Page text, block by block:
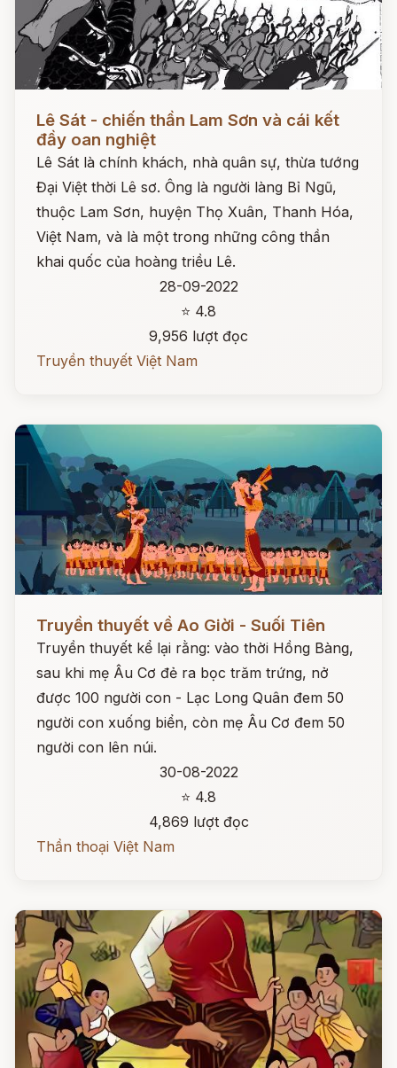
Lê Sát - chiến thần Lam Sơn và cái kết
đầy oan nghiệt
Lê Sát là chính khách, nhà quân sự, thừa tướng
Đại Việt thời Lê sơ. Ông là người làng Bỉ Ngũ,
thuộc Lam Sơn, huyện Thọ Xuân, Thanh Hóa,
Việt Nam, và là một trong những công thần
khai quốc của hoàng triều Lê.
28-09-2022
⭐ 4.8
9,956 lượt đọc
Truyền thuyết Việt Nam
Đọc ngay
Truyền thuyết về Ao Giời - Suối Tiên
Truyền thuyết kể lại rằng: vào thời Hồng Bàng,
sau khi mẹ Âu Cơ đẻ ra bọc trăm trứng, nở
được 100 người con - Lạc Long Quân đem 50
người con xuống biển, còn mẹ Âu Cơ đem 50
người con lên núi.
30-08-2022
⭐ 4.8
4,869 lượt đọc
Thần thoại Việt Nam